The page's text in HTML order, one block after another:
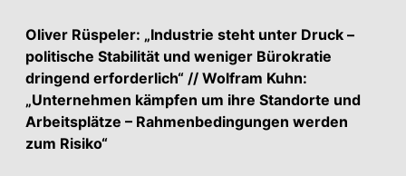
Oliver Rüspeler: „Industrie steht unter Druck –
politische Stabilität und weniger Bürokratie
dringend erforderlich“ // Wolfram Kuhn:
„Unternehmen kämpfen um ihre Standorte und
Arbeitsplätze – Rahmenbedingungen werden
zum Risiko“